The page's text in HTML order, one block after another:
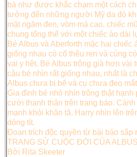
bà như được khắc chạm một cách
tưởng đến những người Mỹ da đỏ
mặt ngăm đen, vòm má cao, chiếc
chung tổng thể với một chiếc áo dài
Bé Albus và Aberforth mặc hai chiếc
giống nhau có cổ thêu ren và cùng
vai y hệt. Bé Albus trông già hơn vài
cậu bé nhìn rất giống nhau, nhất là
Albus chưa bị bể và cụ chưa đeo
Gia đình bé nhỏ nhìn trông thật
cười thanh thản trên trang báo.
mạnh khỏi khăn tã. Harry nhìn lên
dòng tít.
Đoạn trích độc quyền từ bài báo sắp
TRANG SỬ CUỘC ĐỜI CỦA
Bởi Rita Skeeter